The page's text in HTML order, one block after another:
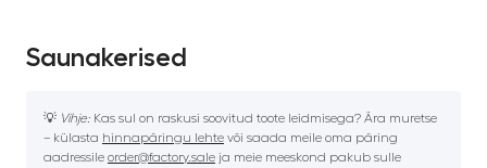
Saunakerised
💡 Vihje: Kas sul on raskusi soovitud toote leidmisega? Ära muretse
– külasta hinnapäringu lehte või saada meile oma päring
aadressile order@factory.sale ja meie meeskond pakub sulle